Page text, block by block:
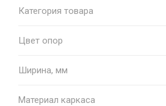
Категория товара
Цвет опор
Ширина, мм
Материал каркаса